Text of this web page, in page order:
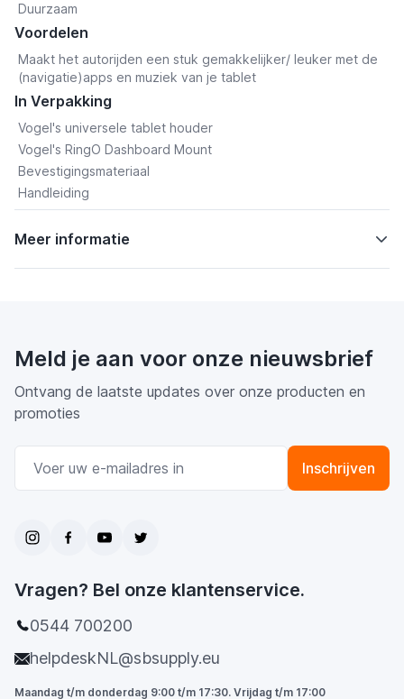
Duurzaam
Voordelen
Maakt het autorijden een stuk gemakkelijker/ leuker met de
(navigatie)apps en muziek van je tablet
In Verpakking
Vogel's universele tablet houder
Vogel's RingO Dashboard Mount
Bevestigingsmateriaal
Handleiding
Meer informatie
Meld je aan voor onze nieuwsbrief
Ontvang de laatste updates over onze producten en
promoties
Inschrijven
Vragen? Bel onze klantenservice.
0544 700200
helpdeskNL@sbsupply.eu
Maandag t/m donderdag 9:00 t/m 17:30. Vrijdag t/m 17:00